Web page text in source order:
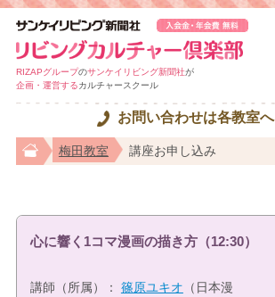
RIZAPグループのサンケイリビング新聞社が
企画・運営するカルチャースクール
お問い合わせは各教室へ
梅田教室 講座お申し込み
心に響く1コマ漫画の描き方（12:30）
講師（所属）： 篠原ユキオ （日本漫